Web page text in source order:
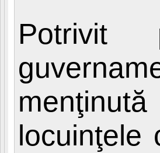
Potrivit
locuinţele